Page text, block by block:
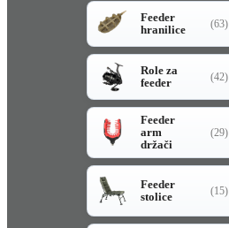
Feeder
hranilice
(63)
Role za
feeder
(42)
Feeder
arm
držači
(29)
Feeder
stolice
(15)